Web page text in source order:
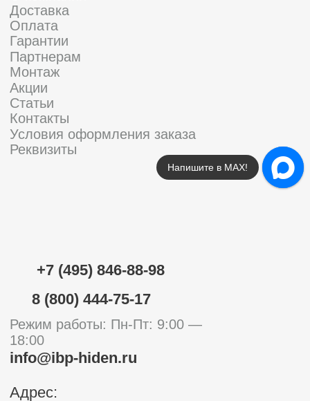
Напишите в МАХ!